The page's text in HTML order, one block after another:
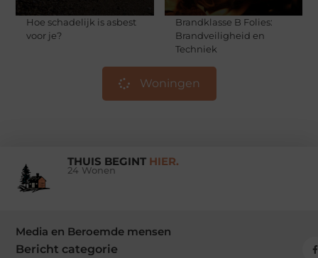
Hoe schadelijk is asbest
voor je?
Brandklasse B Folies:
Brandveiligheid en
Techniek
Woningen
THUIS BEGINT HIER.
24 Wonen
Media en Beroemde mensen
Bericht categorie